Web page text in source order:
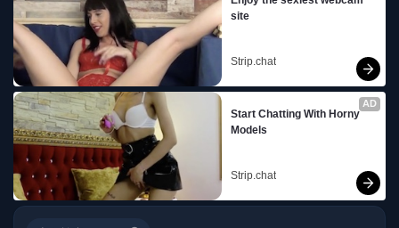
site
Strip.chat
AD
Start Chatting With Horny
Models
Strip.chat